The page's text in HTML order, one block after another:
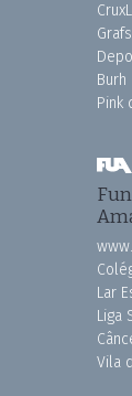
Burh
Pink
Lar
Liga
Vila